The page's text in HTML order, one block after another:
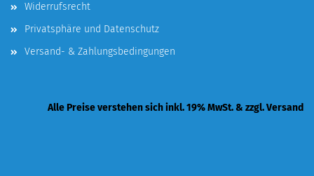
Widerrufsrecht
Privatsphäre und Datenschutz
Versand- & Zahlungsbedingungen
Alle Preise verstehen sich inkl. 19% MwSt. & zzgl. Versand